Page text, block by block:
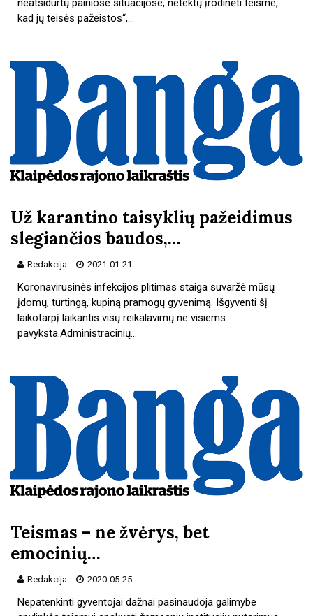
neatsidurtų painiose situacijose, netektų įrodinėti teisme,
kad jų teisės pažeistos“,…
Už karantino taisyklių pažeidimus
slegiančios baudos,…
Redakcija 2021-01-21
Koronavirusinės infekcijos plitimas staiga suvaržė mūsų
įdomų, turtingą, kupiną pramogų gyvenimą. Išgyventi šį
laikotarpį laikantis visų reikalavimų ne visiems
pavyksta.Administracinių…
Teismas – ne žvėrys, bet
emocinių…
Redakcija 2020-05-25
Nepatenkinti gyventojai dažnai pasinaudoja galimybe